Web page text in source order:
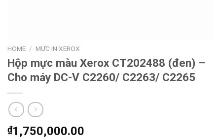
HOME / MỰC IN XEROX
Hộp mực màu Xerox CT202488 (đen) –
Cho máy DC-V C2260/ C2263/ C2265
₫1,750,000.00